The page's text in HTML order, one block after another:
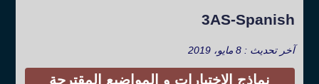
3AS-Spanish
آخر تحديث : 8 مايو، 2019
نماذج الاختبارات و المواضيع المقترحة